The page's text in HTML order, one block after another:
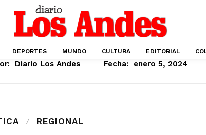
DEPORTES MUNDO CULTURA EDITORIAL
Diario Los Andes Fecha: enero 5, 2024
REGIONAL